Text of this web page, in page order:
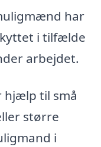
har
i tilfælde
arbejdet.
hjælp til små
større
i